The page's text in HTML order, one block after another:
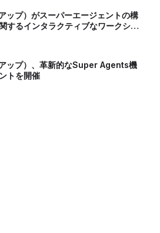
ップ）がスーパーエージェントの構
するインタラクティブなワークショ
ップ）、革新的なSuper Agents機
トを開催